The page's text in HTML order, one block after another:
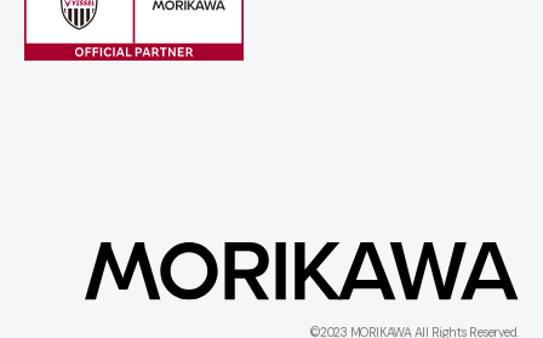
©2023 MORIKAWA All Rights Reserved.